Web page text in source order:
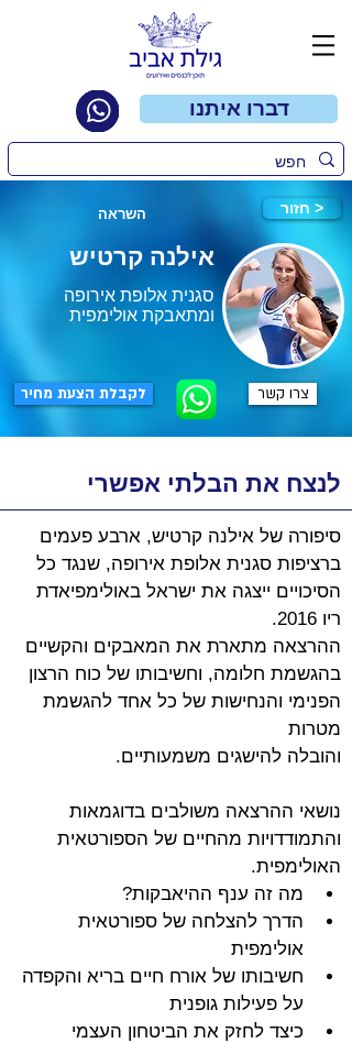
דברו איתנו
השראה חזור >
אילנה קרטיש
סגנית אלופת אירופה
ומתאבקת אולימפית
צרו קשר לקבלת הצעת מחיר
לנצח את הבלתי אפשרי
סיפורה של אילנה קרטיש, ארבע פעמים
ברציפות סגנית אלופת אירופה, שנגד כל
הסיכויים ייצגה את ישראל באולימפיאדת
ריו 2016.
ההרצאה מתארת את המאבקים והקשיים
בהגשמת חלומה, וחשיבותו של כוח הרצון
הפנימי והנחישות של כל אחד להגשמת
מטרות
והובלה להישגים משמעותיים.
נושאי ההרצאה משולבים בדוגמאות
והתמודדויות מהחיים של הספורטאית
האולימפית.
מה זה ענף ההיאבקות?
הדרך להצלחה של ספורטאית
אולימפית
חשיבותו של אורח חיים בריא והקפדה
על פעילות גופנית
כיצד לחזק את הביטחון העצמי